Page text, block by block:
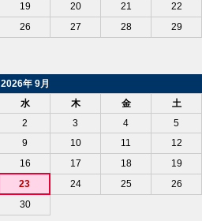
19 20 21
22
26 27 28
29
2026年 9月
水 木 金
土
2 3 4
5
9 10 11
12
16 17 18
19
23 24 25
26
30